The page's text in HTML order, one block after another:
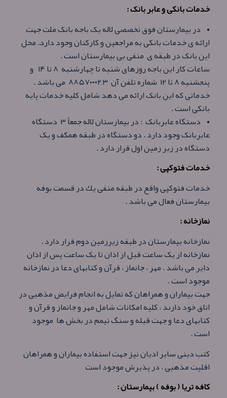
خدمات بانکی و عابر بانک :
• در بیمارستان فوق تخصصی لاله یک باجه بانک ملت جهت
ارائه ی خدمات بانکی به مراجعین و کارکنان وجود دارد. محل
این بانک در طبقه ی منفی يی بيمارستان است .
ساعات کار این باجه روزهای شنبه تا چهارشنبه ۸ تا ۱۴ و
پنجشنبه ۸ تا ۱۲ شماره تلفن آن ۸۸۵۷۰۰۰۲,۳ می باشد .
خدماتی که این بانک ارائه می دهد شامل کلیه خدمات پایه
بانکی است .
• دستگاه عابربانک : در بیمارستان لاله جمعاً ۳ دستگاه
عابربانک وجود دارد . دو دستگاه در طبقه همکف و يک
دستگاه در زیر زمین اول قرار دارد .
خدمات فتوکپی :
خدمات فتوکپی واقع در طبقه منفی يك در قسمت بوفه
بيمارستان فعال می باشد .
نمازخانه :
نمازخانه بیمارستان در طبقه زیرزمین دوم قرار دارد .
نمازخانه از یک ساعت قبل از اذان تا یک ساعت پس از اذان
داير می باشد . مهر ، جانماز ، قرآن و کتابهای دعا در نمازخانه
موجود است .
جهت بیماران و همراهان که تمایل به انجام فرایض مذهبی در
اتاق خود دارند ، کلیه امکانات شامل مهر و جانماز و قرآن و
کتابهای دعا و جهت قبله و سنگ تیمم در بخش ها موجود
است .
کتب دینی سایر ادیان نیز جهت استفاده بیماران و همراهان
اقلیت مذهبی ، در پذیرش موجود است
کافه تریا ( بوفه ) بیمارستان :